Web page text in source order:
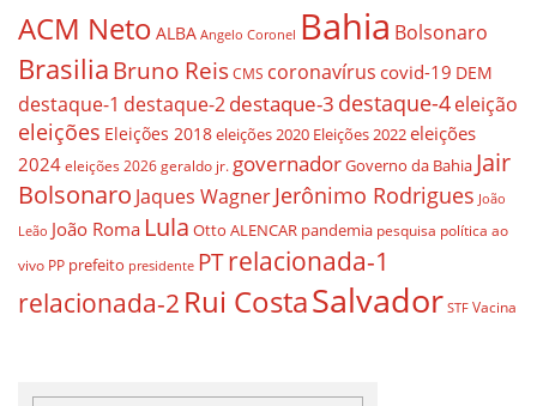
ACM Neto ALBA Angelo Coronel Bahia Bolsonaro
BrasiliaBruno ReisCMS coronavírus covid-19 DEM
destaque-1 destaque-2destaque-3 destaque-4eleição
eleições Eleições 2018eleições 2020 Eleições 2022eleições
2024 eleições 2026 geraldo jr. governadorGoverno da Bahia Jair
Bolsonaro Jaques WagnerJerônimo Rodrigues João
Leão João Roma Lula Otto ALENCAR pandemia pesquisa política ao
vivo PP prefeito presidente PTrelacionada-1
relacionada-2 Rui CostaSalvador STF Vacina